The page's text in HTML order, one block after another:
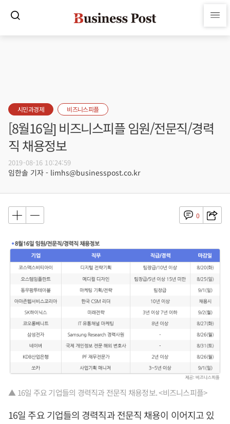
시민과경제 비즈니스피플
[8월16일] 비즈니스피플 임원/전문직/경력
직 채용정보
2019-08-16 10:24:59
임한솔 기자 - limhs@businesspost.co.kr
0
▲ 16일 주요 기업들의 경력직과 전문직 채용정보. <비즈니스피플>
16일 주요 기업들의 경력직과 전문직 채용이 이어지고 있